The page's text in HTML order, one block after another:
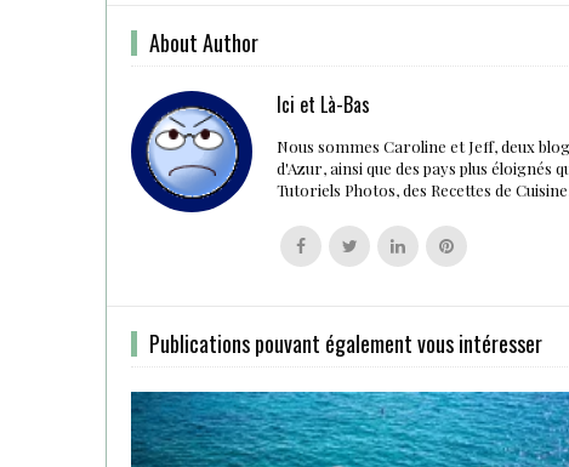
About Author
Ici et Là-Bas
Nous sommes Caroline et Jeff, deux
d'Azur, ainsi que des pays plus éloignés
Tutoriels Photos, des Recettes de
Follow
us
Follow
us
Follow
us
Follow
us
Publications pouvant également vous intéresser